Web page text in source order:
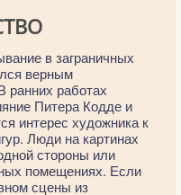
в заграничных
верным
ранних работах
Питера Кодде и
интерес художника к
Люди на картинах
стороны или
помещениях. Если
сцены из